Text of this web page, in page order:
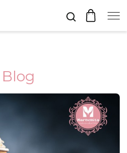
Blog